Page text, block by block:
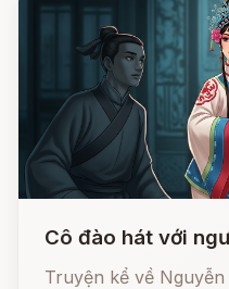
Cô đào hát với
Truyện kể về